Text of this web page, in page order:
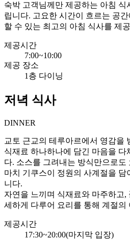
숙박 고객님께만 제공하는 아침 식
립니다. 고요한 시간이 흐르는 공
할 수 있는 최고의 아침 식사를 제
제공시간
7:00~10:00
제공 장소
1층 다이닝
저녁 식사
DINNER
교토 근교의 테루아르에서 영감을
식재료 하나하나에 담긴 마음을 다
다. 소스를 그려내는 방식만으로도
마치 기쿠스이 정원의 사계절을
니다.
자연을 느끼며 식재료와 마주하고,
세하게 다루어 요리를 통해 계절의
제공시간
17:30~20:00(마지막 입장)